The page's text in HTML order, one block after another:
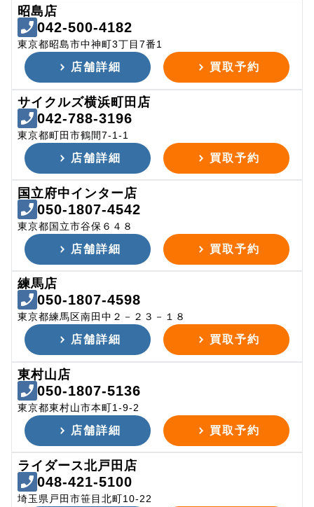
昭島店
042-500-4182
東京都昭島市中神町3丁目7番1
店舗詳細 買取予約
サイクルズ横浜町田店
042-788-3196
東京都町田市鶴間7-1-1
店舗詳細 買取予約
国立府中インター店
050-1807-4542
東京都国立市谷保６４８
店舗詳細 買取予約
練馬店
050-1807-4598
東京都練馬区南田中２－２３－１８
店舗詳細 買取予約
東村山店
050-1807-5136
東京都東村山市本町1-9-2
店舗詳細 買取予約
ライダース北戸田店
048-421-5100
埼玉県戸田市笹目北町10-22